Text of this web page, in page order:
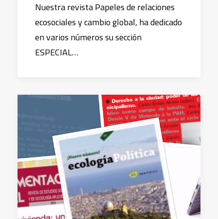
Nuestra revista Papeles de relaciones
ecosociales y cambio global, ha dedicado
en varios números su sección
ESPECIAL…